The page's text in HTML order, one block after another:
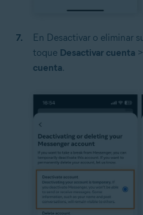
En Desactivar o eliminar
toque Desactivar cuenta >
cuenta.